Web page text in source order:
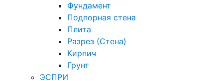
Фундамент
Подпорная стена
Плита
Разрез (Стена)
Кирпич
Грунт
ЭСПРИ